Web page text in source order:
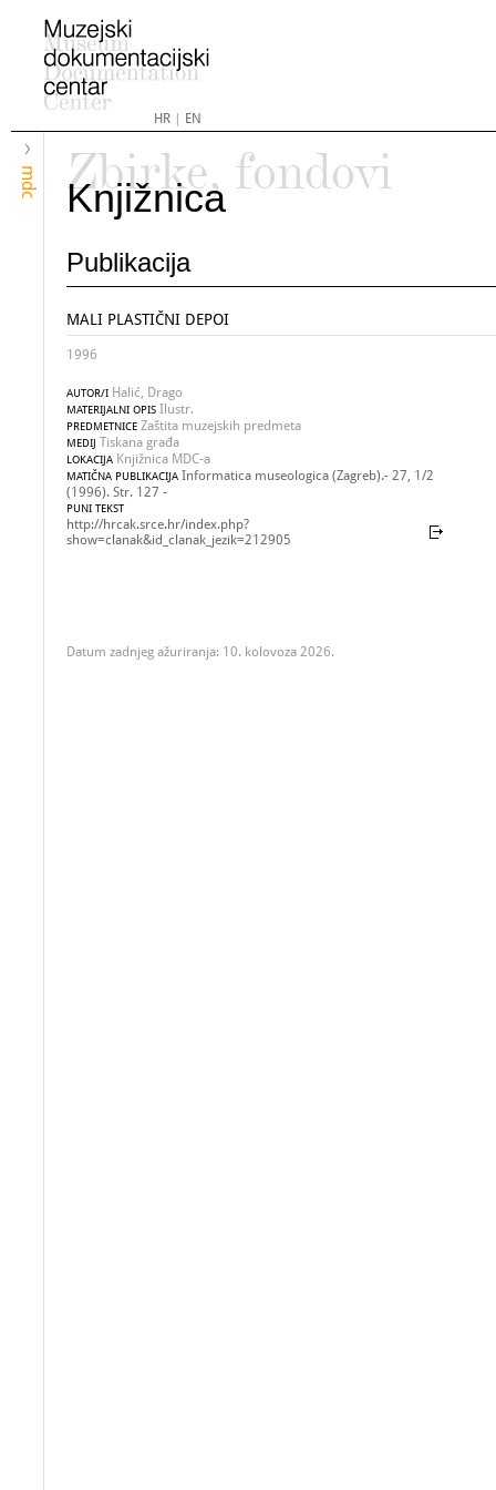
HR| EN
mdc
Zbirke, fondovi
Knjižnica
Publikacija
MALI PLASTIČNI DEPOI
1996
AUTOR/I Halić, Drago
MATERIJALNI OPIS Ilustr.
PREDMETNICE Zaštita muzejskih predmeta
MEDIJ Tiskana građa
LOKACIJA Knjižnica MDC-a
MATIČNA PUBLIKACIJA Informatica museologica (Zagreb).- 27, 1/2
(1996). Str. 127 -
PUNI TEKST
http://hrcak.srce.hr/index.php?
show=clanak&id_clanak_jezik=212905
Datum zadnjeg ažuriranja: 10. kolovoza 2026.